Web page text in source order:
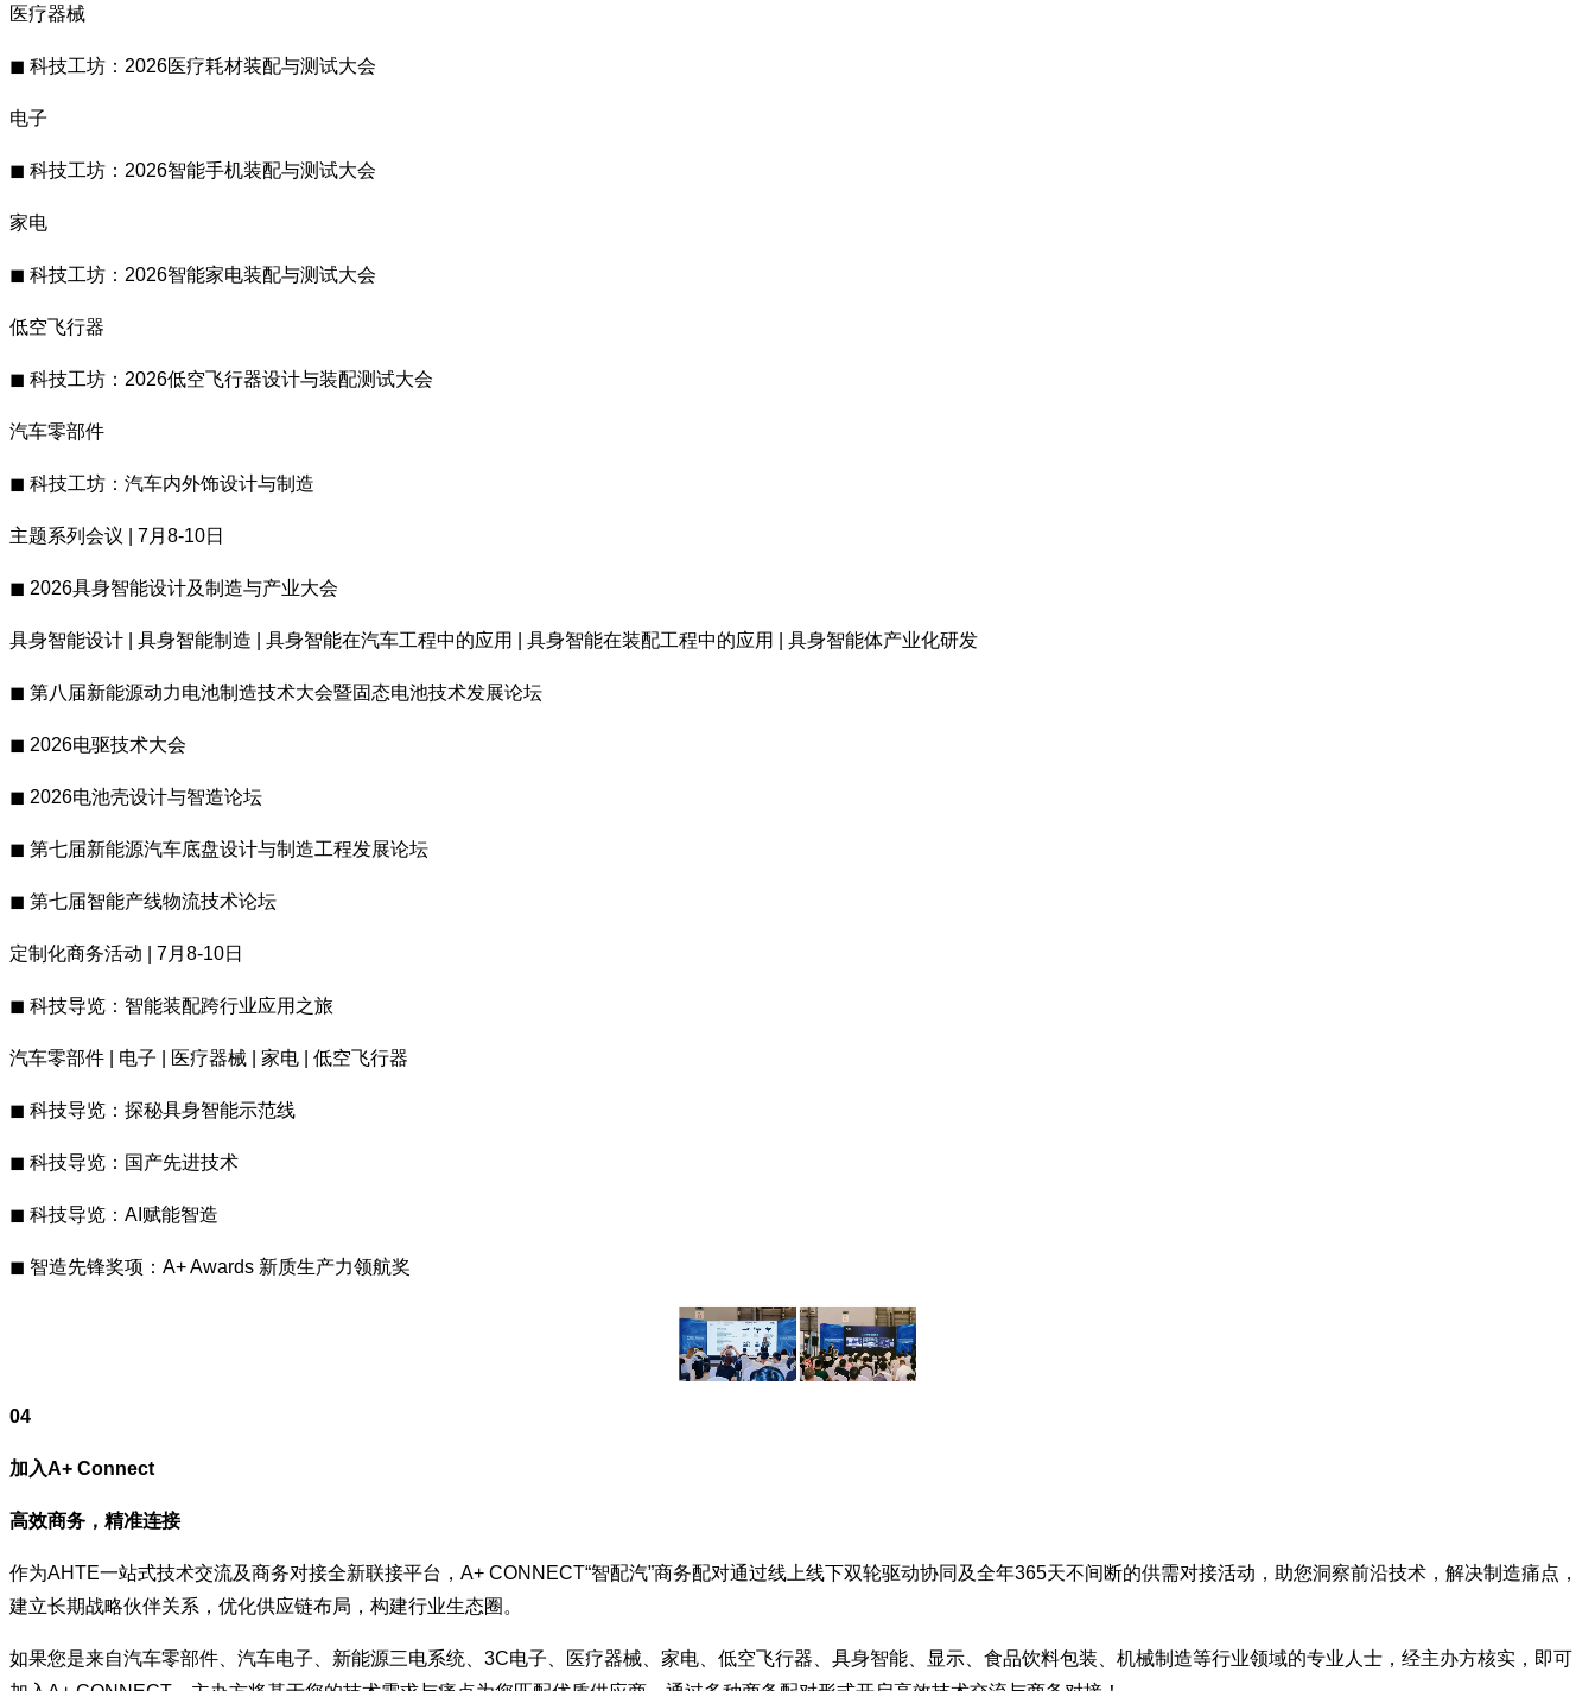
医疗器械
◼ 科技工坊：2026医疗耗材装配与测试大会
电子
◼ 科技工坊：2026智能手机装配与测试大会
家电
◼ 科技工坊：2026智能家电装配与测试大会
低空飞行器
◼ 科技工坊：2026低空飞行器设计与装配测试大会
汽车零部件
◼ 科技工坊：汽车内外饰设计与制造
主题系列会议 | 7月8-10日
◼ 2026具身智能设计及制造与产业大会
具身智能设计 | 具身智能制造 | 具身智能在汽车工程中的应用 | 具身智能在装配工程中的应用 | 具身智能体产业化研发
◼ 第八届新能源动力电池制造技术大会暨固态电池技术发展论坛
◼ 2026电驱技术大会
◼ 2026电池壳设计与智造论坛
◼ 第七届新能源汽车底盘设计与制造工程发展论坛
◼ 第七届智能产线物流技术论坛
定制化商务活动 | 7月8-10日
◼ 科技导览：智能装配跨行业应用之旅
汽车零部件 | 电子 | 医疗器械 | 家电 | 低空飞行器
◼ 科技导览：探秘具身智能示范线
◼ 科技导览：国产先进技术
◼ 科技导览：AI赋能智造
◼ 智造先锋奖项：A+ Awards 新质生产力领航奖
04
加入A+ Connect
高效商务，精准连接
作为AHTE一站式技术交流及商务对接全新联接平台，A+ CONNECT“智配汽”商务配对通过线上线下双轮驱动协同及全年365天不间断的供需对接活动，助您洞察前沿技术，解决制造痛点，
建立长期战略伙伴关系，优化供应链布局，构建行业生态圈。
如果您是来自汽车零部件、汽车电子、新能源三电系统、3C电子、医疗器械、家电、低空飞行器、具身智能、显示、食品饮料包装、机械制造等行业领域的专业人士，经主办方核实，即可